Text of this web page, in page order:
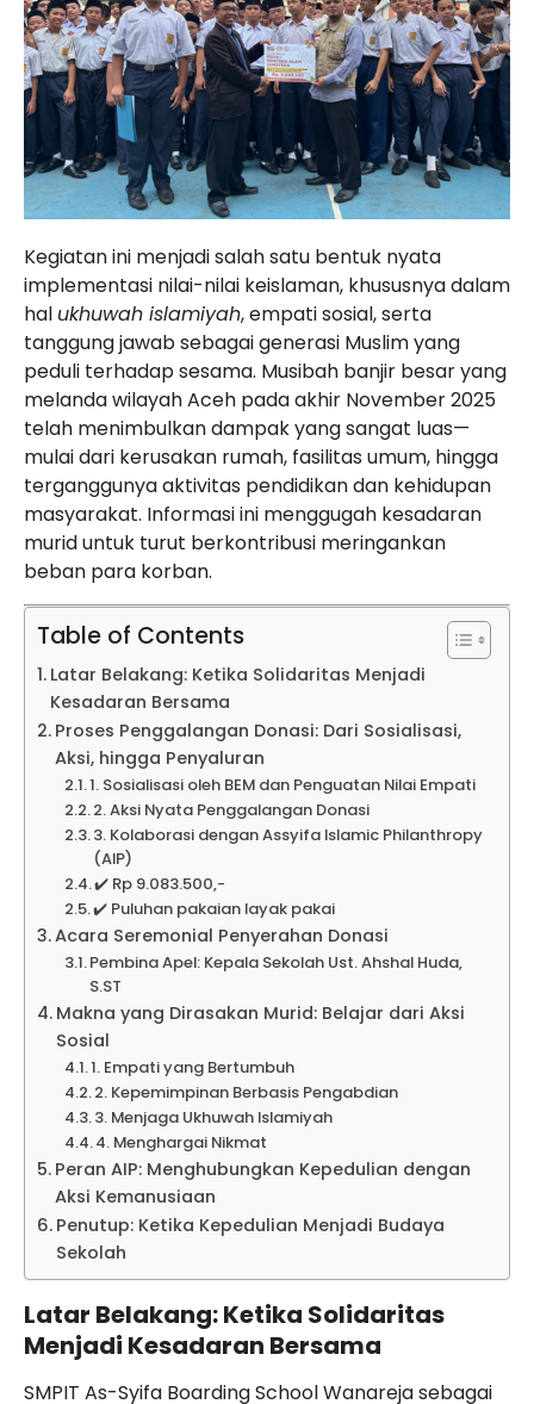
Kegiatan ini menjadi salah satu bentuk nyata
implementasi nilai-nilai keislaman, khususnya dalam
hal ukhuwah islamiyah, empati sosial, serta
tanggung jawab sebagai generasi Muslim yang
peduli terhadap sesama. Musibah banjir besar yang
melanda wilayah Aceh pada akhir November 2025
telah menimbulkan dampak yang sangat luas—
mulai dari kerusakan rumah, fasilitas umum, hingga
terganggunya aktivitas pendidikan dan kehidupan
masyarakat. Informasi ini menggugah kesadaran
murid untuk turut berkontribusi meringankan
beban para korban.
Table of Contents
Latar Belakang: Ketika Solidaritas Menjadi
Kesadaran Bersama
Proses Penggalangan Donasi: Dari Sosialisasi,
Aksi, hingga Penyaluran
1. Sosialisasi oleh BEM dan Penguatan Nilai Empati
2. Aksi Nyata Penggalangan Donasi
3. Kolaborasi dengan Assyifa Islamic Philanthropy
(AIP)
✔️ Rp 9.083.500,-
✔️ Puluhan pakaian layak pakai
Acara Seremonial Penyerahan Donasi
Pembina Apel: Kepala Sekolah Ust. Ahshal Huda,
S.ST
Makna yang Dirasakan Murid: Belajar dari Aksi
Sosial
1. Empati yang Bertumbuh
2. Kepemimpinan Berbasis Pengabdian
3. Menjaga Ukhuwah Islamiyah
4. Menghargai Nikmat
Peran AIP: Menghubungkan Kepedulian dengan
Aksi Kemanusiaan
Penutup: Ketika Kepedulian Menjadi Budaya
Sekolah
Latar Belakang: Ketika Solidaritas
Menjadi Kesadaran Bersama
SMPIT As-Syifa Boarding School Wanareja sebagai